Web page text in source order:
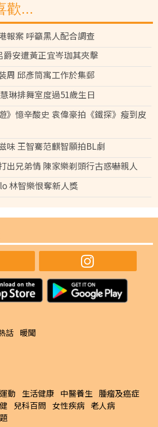
歡...
報案 呼籲黑人配合調查
爵安遭黃正宜岑珈其夾擊
周 邱彥筒寓工作於集郵
琳排舞室度過51歲生日
》憶辛酸史 袁偉豪拍《鐵探》瘦到皮
味 王智騫范麒智願拍BL劇
出兄弟情 陳家樂剃頭行古惑嚇親人
林智樂恨奪新人獎
話 暖聞
動 生活健康 中醫養生 腫瘤及癌症
兒科百問 女性疾病 老人病